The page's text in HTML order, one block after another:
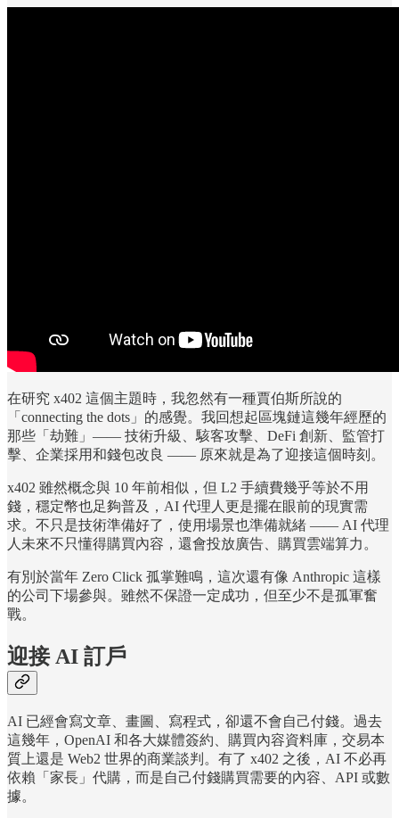
在研究 x402 這個主題時，我忽然有一種賈伯斯所說的
「connecting the dots」的感覺。我回想起區塊鏈這幾年經歷的
那些「劫難」—— 技術升級、駭客攻擊、DeFi 創新、監管打
擊、企業採用和錢包改良 —— 原來就是為了迎接這個時刻。
x402 雖然概念與 10 年前相似，但 L2 手續費幾乎等於不用
錢，穩定幣也足夠普及，AI 代理人更是擺在眼前的現實需
求。不只是技術準備好了，使用場景也準備就緒 —— AI 代理
人未來不只懂得購買內容，還會投放廣告、購買雲端算力。
有別於當年 Zero Click 孤掌難鳴，這次還有像 Anthropic 這樣
的公司下場參與。雖然不保證一定成功，但至少不是孤軍奮
戰。
迎接 AI 訂戶
AI 已經會寫文章、畫圖、寫程式，卻還不會自己付錢。過去
這幾年，OpenAI 和各大媒體簽約、購買內容資料庫，交易本
質上還是 Web2 世界的商業談判。有了 x402 之後，AI 不必再
依賴「家長」代購，而是自己付錢購買需要的內容、API 或數
據。